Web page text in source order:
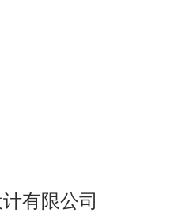
有限公司